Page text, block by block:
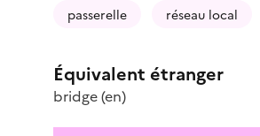
passerelle réseau local
Équivalent étranger
bridge(en)